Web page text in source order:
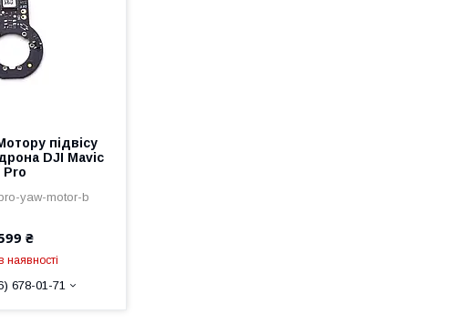
підвісу
DJI Mavic
Pro
yaw-motor-b
₴
наявності
678-01-71